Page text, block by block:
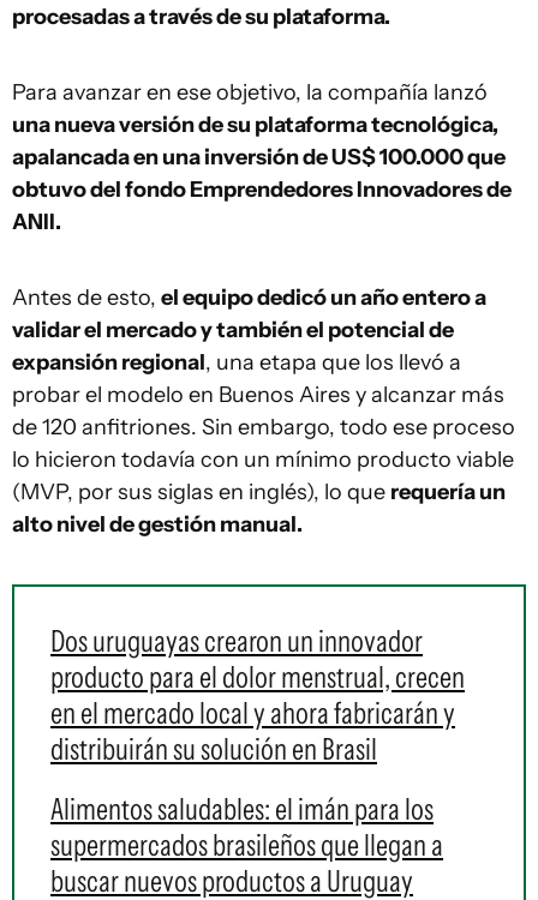
procesadas a través de su plataforma.
Para avanzar en ese objetivo, la compañía lanzó
una nueva versión de su plataforma tecnológica,
apalancada en una inversión de US$ 100.000 que
obtuvo del fondo Emprendedores Innovadores de
ANII.
Antes de esto, el equipo dedicó un año entero a
validar el mercado y también el potencial de
expansión regional, una etapa que los llevó a
probar el modelo en Buenos Aires y alcanzar más
de 120 anfitriones. Sin embargo, todo ese proceso
lo hicieron todavía con un mínimo producto viable
(MVP, por sus siglas en inglés), lo que requería un
alto nivel de gestión manual.
Dos uruguayas crearon un innovador
producto para el dolor menstrual, crecen
en el mercado local y ahora fabricarán y
distribuirán su solución en Brasil
Alimentos saludables: el imán para los
supermercados brasileños que llegan a
buscar nuevos productos a Uruguay